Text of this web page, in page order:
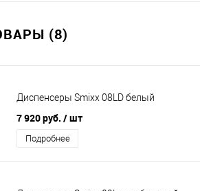
(8)
Диспенсеры Smixx 08LD белый
7 920 руб. / шт
Подробнее